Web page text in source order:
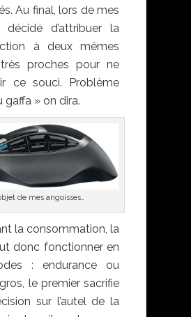
Au final, lors de mes
décidé d’attribuer la
à deux mêmes
proches pour ne
ce souci. Problème
gaffa » on dira.
de mes angoisses…
la consommation, la
donc fonctionner en
: endurance ou
le premier sacrifie
sur l’autel de la